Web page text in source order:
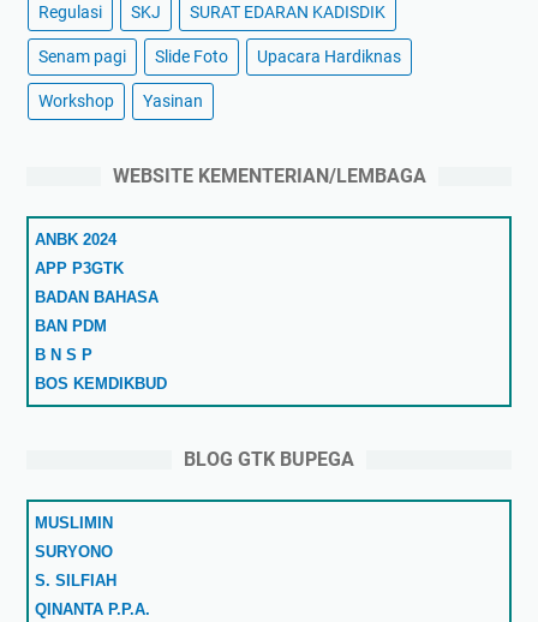
Regulasi SKJ SURAT EDARAN KADISDIK
Senam pagi Slide Foto Upacara Hardiknas
Workshop Yasinan
WEBSITE KEMENTERIAN/LEMBAGA
ANBK 2024
APP P3GTK
BADAN BAHASA
BAN PDM
B N S P
BOS KEMDIKBUD
COVID-19
DITJEN PAUD DIKDASMEN
GTK DATA NUPTK
GTK KEMDIKBUD
GTK BELAJAR
GURU BELAJAR
BLOG GTK BUPEGA
MUSLIMIN
SURYONO
S. SILFIAH
QINANTA P.P.A.